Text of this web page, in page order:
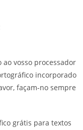
vosso processador
incorporado
façam-no sempre
grátis para textos